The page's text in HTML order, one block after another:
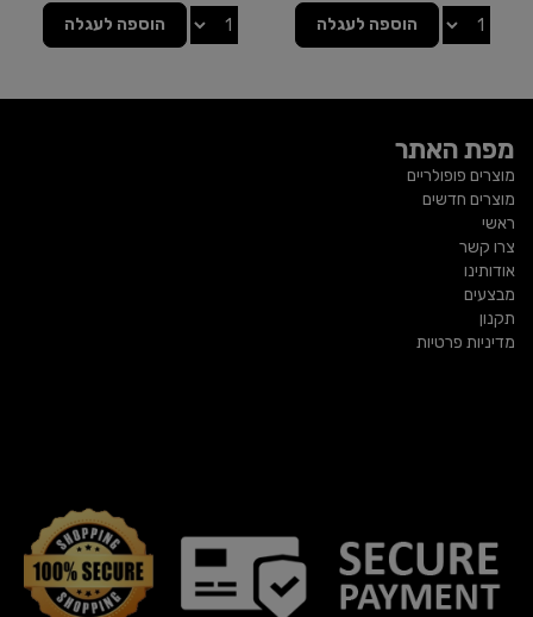
הוספה לעגלה הוספה לעגלה
מפת האתר
מוצרים פופולריים
מוצרים חדשים
ראשי
צרו קשר
אודותינו
מבצעים
תקנון
מדיניות פרטיות